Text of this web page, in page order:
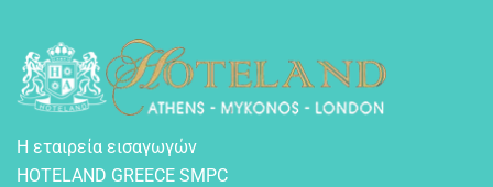
Η εταιρεία εισαγωγών
HOTELAND GREECE SMPC